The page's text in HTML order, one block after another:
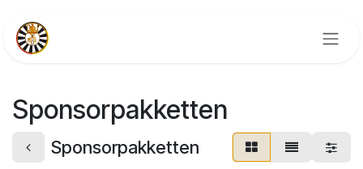
Sponsorpakketten
Sponsorpakketten